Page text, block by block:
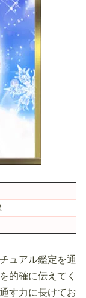
ュアル鑑定を通
的確に伝えてく
す力に長けてお